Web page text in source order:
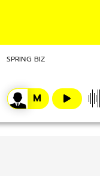
SPRING BIZ